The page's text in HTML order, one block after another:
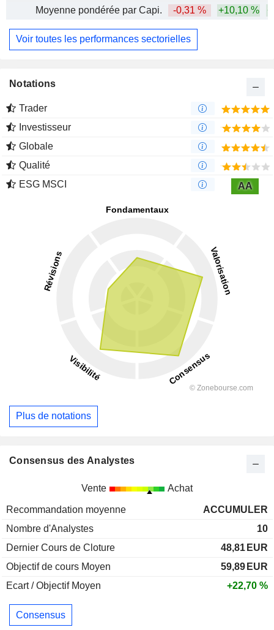
Moyenne pondérée par Capi.
-0,31 % +10,10 %
Voir toutes les performances sectorielles
Notations
Trader
Investisseur
Globale
Qualité
ESG MSCI
AA
Plus de notations
Consensus des Analystes
Vente Achat
Recommandation moyenne
ACCUMULER
Nombre d'Analystes
10
Dernier Cours de Cloture
48,81 EUR
Objectif de cours Moyen
59,89 EUR
Ecart / Objectif Moyen
+22,70 %
Consensus